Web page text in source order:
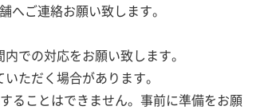
へご連絡お願い致します。
での対応をお願い致します。
ただく場合があります。
ることはできません。事前に準備をお願